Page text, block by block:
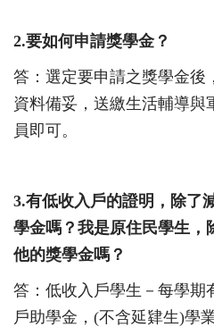
2.要如何申請獎學金？
答：選定要申請之獎學金後
資料備妥，送繳生活輔導與
員即可。
3.有低收入戶的證明，除了
學金嗎？我是原住民學生，
他的獎學金嗎？
答：低收入戶學生－每學期
戶助學金， (不含延肄生)學